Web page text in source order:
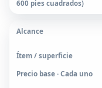
Precio base · Cada uno